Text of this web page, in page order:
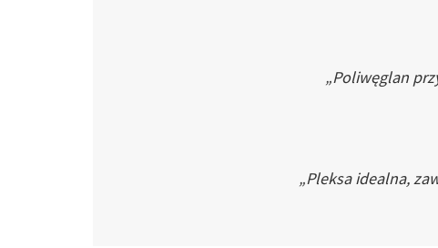
„Poliwęglan
„Pleksa idealna,